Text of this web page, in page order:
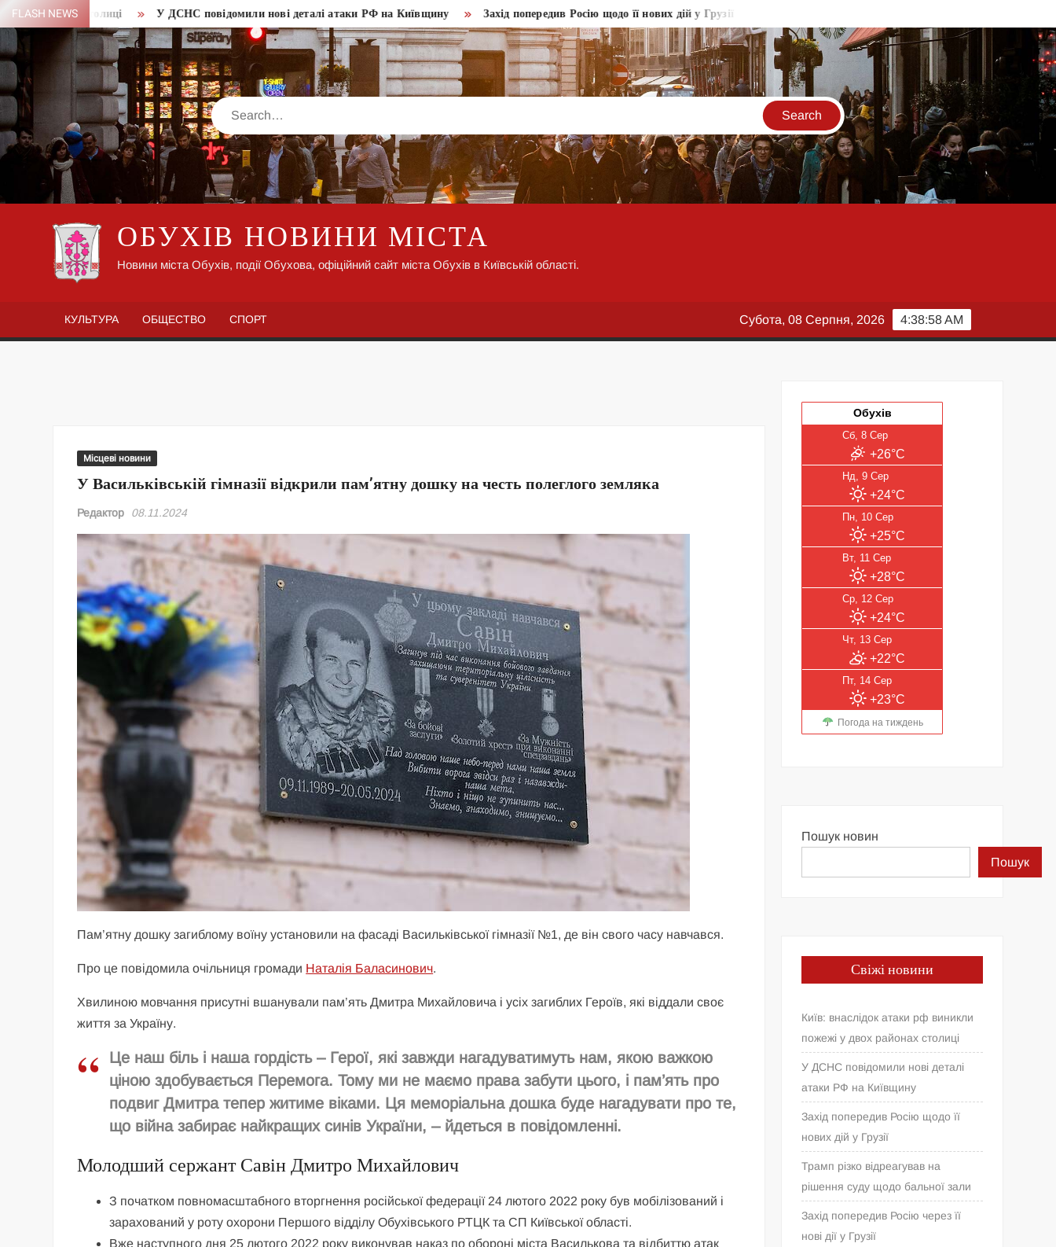
Skip
to
content
FLASH NEWS
столиці У ДСНС повідомили нові деталі атаки РФ на Київщину Захід попередив Росію щодо її нових дій у Грузії Трамп різко відреагував на рішення суду щодо бальної зали
Search
ОБУХІВ НОВИНИ МІСТА
Новини міста Обухів, події Обухова, офіційний сайт міста Обухів в Київській області.
КУЛЬТУРА ОБЩЕСТВО СПОРТ 4:38:59 AM
Субота, 08 Серпня, 2026
Місцеві новини
У Васильківській гімназії відкрили пам’ятну дошку на честь полеглого земляка
Редактор 08.11.2024
Пам’ятну дошку загиблому воїну установили на фасаді Васильківської гімназії №1, де він свого часу навчався.
Про це повідомила очільниця громади Наталія Баласинович.
Хвилиною мовчання присутні вшанували пам’ять Дмитра Михайловича і усіх загиблих Героїв, які віддали своє
життя за Україну.
Це наш біль і наша гордість – Герої, які завжди нагадуватимуть нам, якою важкою
ціною здобувається Перемога. Тому ми не маємо права забути цього, і пам’ять про
подвиг Дмитра тепер житиме віками. Ця меморіальна дошка буде нагадувати про те,
що війна забирає найкращих синів України, – йдеться в повідомленні.
Молодший сержант Савін Дмитро Михайлович
З початком повномасштабного вторгнення російської федерації 24 лютого 2022 року був мобілізований і
зарахований у роту охорони Першого відділу Обухівського РТЦК та СП Київської області.
Вже наступного дня 25 лютого 2022 року виконував наказ по обороні міста Василькова та відбиттю атак
Обухів
Сб, 8 Сер
+26°C
Нд, 9 Сер
+24°C
Пн, 10 Сер
+25°C
Вт, 11 Сер
+28°C
Ср, 12 Сер
+24°C
Чт, 13 Сер
+22°C
Пт, 14 Сер
+23°C
Погода на тиждень
Пошук новин
Пошук
Свіжі новини
Київ: внаслідок атаки рф виникли
пожежі у двох районах столиці
У ДСНС повідомили нові деталі
атаки РФ на Київщину
Захід попередив Росію щодо її
нових дій у Грузії
Трамп різко відреагував на
рішення суду щодо бальної зали
Захід попередив Росію через її
нові дії у Грузії